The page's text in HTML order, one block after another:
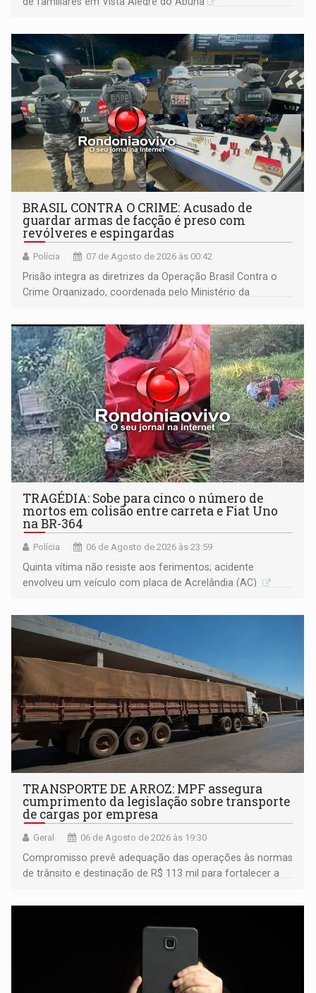
BRASIL CONTRA O CRIME: Acusado de
guardar armas de facção é preso com
revólveres e espingardas
Polícia 07 de Agosto de 2026 às 00:42
Prisão integra as diretrizes da Operação Brasil Contra o
Crime Organizado, coordenada pelo Ministério da
TRAGÉDIA: Sobe para cinco o número de
mortos em colisão entre carreta e Fiat Uno
na BR-364
Polícia 06 de Agosto de 2026 às 23:59
Quinta vítima não resiste aos ferimentos; acidente
envolveu um veículo com placa de Acrelândia (AC)
TRANSPORTE DE ARROZ: MPF assegura
cumprimento da legislação sobre transporte
de cargas por empresa
Geral 06 de Agosto de 2026 às 19:30
Compromisso prevê adequação das operações às normas
de trânsito e destinação de R$ 113 mil para fortalecer a